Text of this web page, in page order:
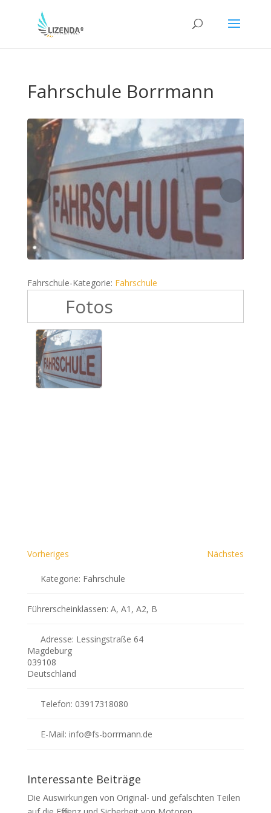
Fahrschule Borrmann
Fahrschule-Kategorie: Fahrschule
Fotos
Vorheriges Nächstes
Kategorie: Fahrschule
Führerscheinklassen:A, A1, A2, B
Adresse: Lessingstraße 64
Magdeburg
039108
Deutschland
Telefon: 03917318080
E-Mail: info@fs-borrmann.de
Interessante Beiträge
Die Auswirkungen von Original- und gefälschten Teilen